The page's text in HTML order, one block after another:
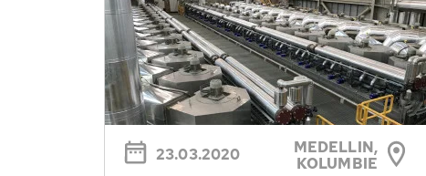
23.03.2020
MEDELLIN,
KOLUMBIE